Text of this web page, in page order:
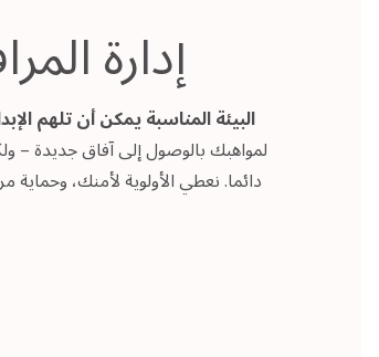
إدارة
البيئة المناسبة يمكن أن تلهم
لمواهبك بالوصول إلى آفاق جديدة –
دائما. نعطي الأولوية لأمنك،